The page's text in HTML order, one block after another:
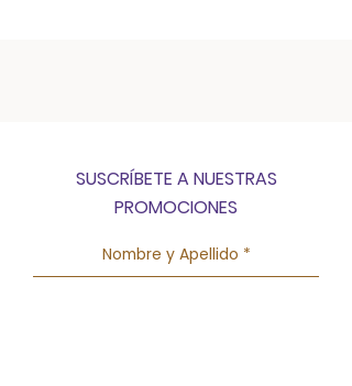
SUSCRÍBETE A NUESTRAS
PROMOCIONES